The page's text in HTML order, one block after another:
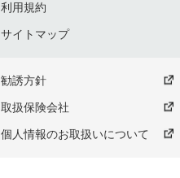
利用規約
サイトマップ
勧誘方針
取扱保険会社
個人情報のお取扱いについて